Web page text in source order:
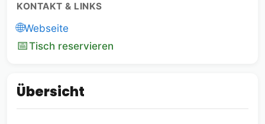
KONTAKT & LINKS
🌐Webseite
📅Tisch reservieren
Übersicht